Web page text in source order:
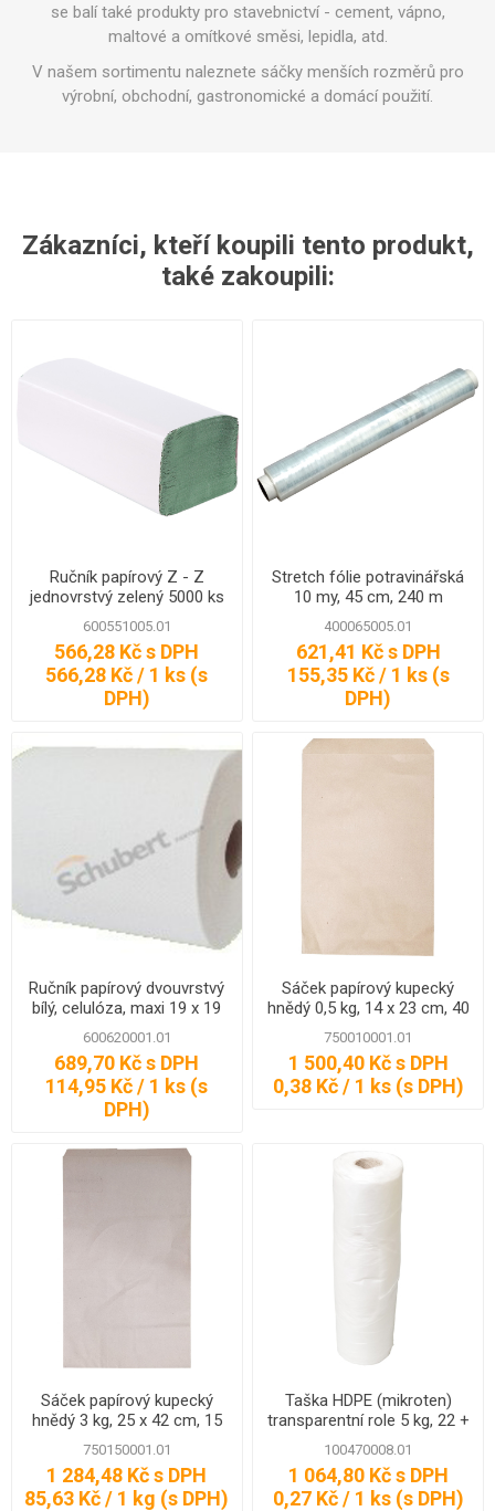
se balí také produkty pro stavebnictví - cement, vápno,
maltové a omítkové směsi, lepidla, atd.
V našem sortimentu naleznete sáčky menších rozměrů pro
výrobní, obchodní, gastronomické a domácí použití.
Zákazníci, kteří koupili tento produkt,
také zakoupili:
Ručník papírový Z - Z
jednovrstvý zelený 5000 ks
600551005.01
566,28 Kč s DPH
566,28 Kč / 1 ks (s
DPH)
Stretch fólie potravinářská
10 my, 45 cm, 240 m
400065005.01
621,41 Kč s DPH
155,35 Kč / 1 ks (s
DPH)
Ručník papírový dvouvrstvý
bílý, celulóza, maxi 19 x 19
cm, 108 m
600620001.01
689,70 Kč s DPH
114,95 Kč / 1 ks (s
DPH)
Sáček papírový kupecký
hnědý 0,5 kg, 14 x 23 cm, 40
g/m2, 4000 ks
750010001.01
1 500,40 Kč s DPH
0,38 Kč / 1 ks (s DPH)
Sáček papírový kupecký
hnědý 3 kg, 25 x 42 cm, 15
kg / 850 ks
750150001.01
1 284,48 Kč s DPH
85,63 Kč / 1 kg (s DPH)
Taška HDPE (mikroten)
transparentní role 5 kg, 22 +
13 x 45 cm, 8 my, 4000 ks,
Partner
100470008.01
1 064,80 Kč s DPH
0,27 Kč / 1 ks (s DPH)